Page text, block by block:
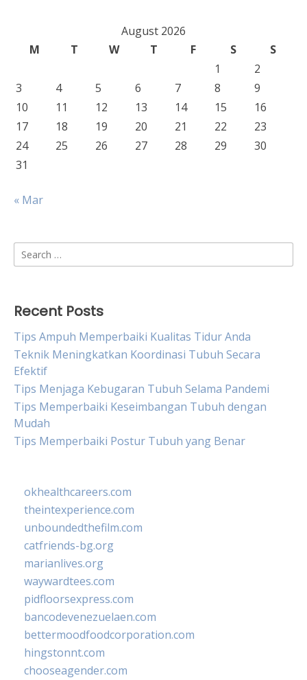
August 2026
M
T W T F S
S
1
2
3
4 5 6 7 8
9
10
11 12 13 14 15
16
17
18 19 20 21 22
23
24
25 26 27 28 29
30
31
« Mar
Search
for:
Recent Posts
Tips Ampuh Memperbaiki Kualitas Tidur Anda
Teknik Meningkatkan Koordinasi Tubuh Secara
Efektif
Tips Menjaga Kebugaran Tubuh Selama Pandemi
Tips Memperbaiki Keseimbangan Tubuh dengan
Mudah
Tips Memperbaiki Postur Tubuh yang Benar
okhealthcareers.com
theintexperience.com
unboundedthefilm.com
catfriends-bg.org
marianlives.org
waywardtees.com
pidfloorsexpress.com
bancodevenezuelaen.com
bettermoodfoodcorporation.com
hingstonnt.com
chooseagender.com